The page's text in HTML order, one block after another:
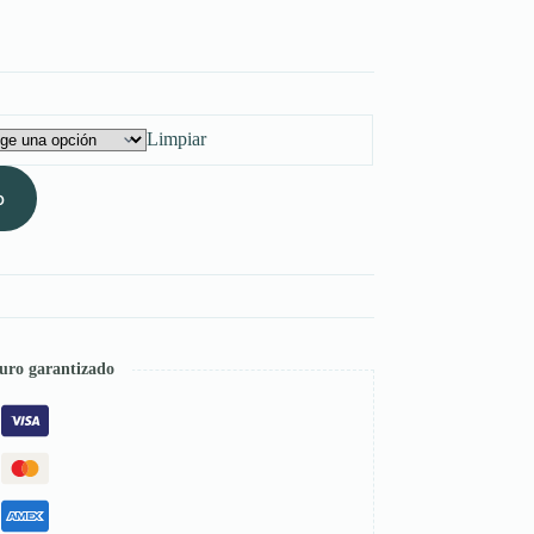
Limpiar
garantizado